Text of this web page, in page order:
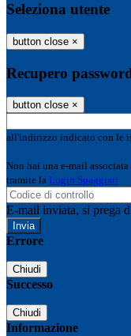
Seleziona utente
button close ×
Recupero
button close ×
all'indirizzo indicato con le
Non hai una e-mail
tramite la Login Spaggiari
E-mail inviata, si prega
Errore
Chiudi
Successo
Chiudi
Informazione